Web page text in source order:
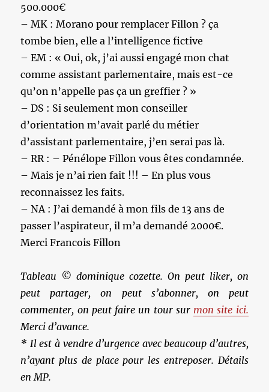
500.000€
– MK : Morano pour remplacer Fillon ? ça
tombe bien, elle a l’intelligence fictive
– EM : « Oui, ok, j’ai aussi engagé mon chat
comme assistant parlementaire, mais est-ce
qu’on n’appelle pas ça un greffier ? »
– DS : Si seulement mon conseiller
d’orientation m’avait parlé du métier
d’assistant parlementaire, j’en serai pas là.
– RR : – Pénélope Fillon vous êtes condamnée.
– Mais je n’ai rien fait !!! – En plus vous
reconnaissez les faits.
– NA : J’ai demandé à mon fils de 13 ans de
passer l’aspirateur, il m’a demandé 2000€.
Merci Francois Fillon
Tableau © dominique cozette. On peut liker, on
peut partager, on peut s’abonner, on peut
commenter, on peut faire un tour sur mon site ici.
Merci d’avance.
* Il est à vendre d’urgence avec beaucoup d’autres,
n’ayant plus de place pour les entreposer. Détails
en MP.